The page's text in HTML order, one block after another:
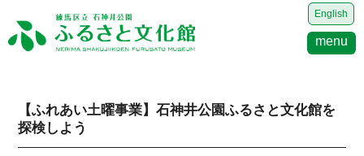
English
menu
【ふれあい土曜事業】石神井公園ふるさと文化館を
探検しよう